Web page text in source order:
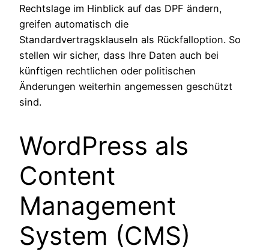
Rechtslage im Hinblick auf das DPF ändern,
greifen automatisch die
Standardvertragsklauseln als Rückfalloption. So
stellen wir sicher, dass Ihre Daten auch bei
künftigen rechtlichen oder politischen
Änderungen weiterhin angemessen geschützt
sind.
WordPress als
Content
Management
System (CMS)